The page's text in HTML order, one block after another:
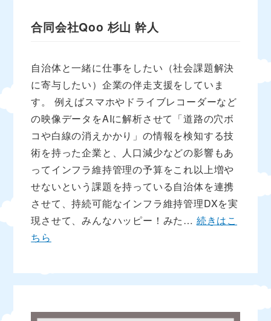
合同会社Qoo 杉山 幹人
自治体と一緒に仕事をしたい（社会課題解決
に寄与したい）企業の伴走支援をしていま
す。 例えばスマホやドライブレコーダーなど
の映像データをAIに解析させて「道路の穴ボ
コや白線の消えかかり」の情報を検知する技
術を持った企業と、人口減少などの影響もあ
ってインフラ維持管理の予算をこれ以上増や
せないという課題を持っている自治体を連携
させて、持続可能なインフラ維持管理DXを実
現させて、みんなハッピー！みた… 続きはこ
ちら